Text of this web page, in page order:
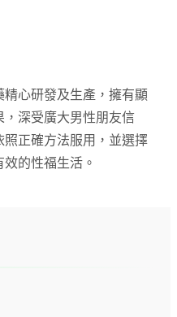
心研發及生產，擁有顯
，深受廣大男性朋友信
正確方法服用，並選擇
的性福生活。